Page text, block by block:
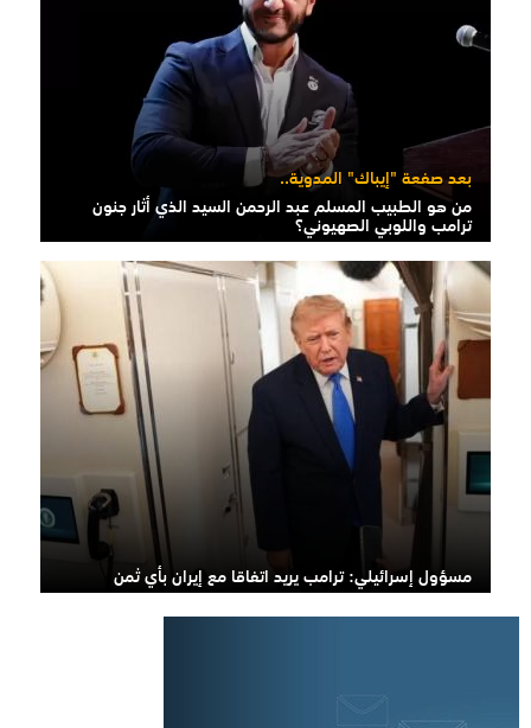
بعد صفعة "إيباك" المدوية..
من هو الطبيب المسلم عبد الرحمن السيد الذي أثار جنون
ترامب واللوبي الصهيوني؟
مسؤول إسرائيلي: ترامب يريد اتفاقا مع إيران بأي ثمن